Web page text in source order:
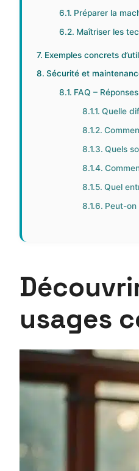
Préparer la
Maîtriser les
Exemples concrets
Sécurité et
FAQ –
Quelle
Quels
Quel
Peut-on
usages